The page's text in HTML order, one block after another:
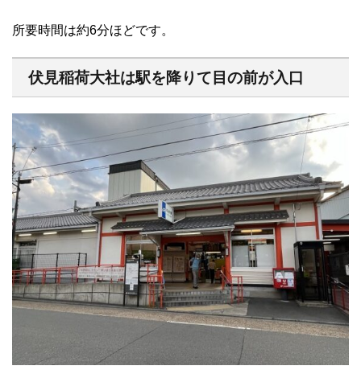
所要時間は約6分ほどです。
伏見稲荷大社は駅を降りて目の前が入口